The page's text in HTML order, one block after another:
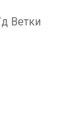
Ветки